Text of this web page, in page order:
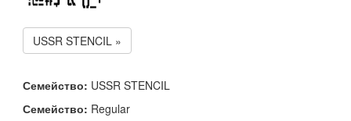
USSR STENCIL »
Семейство: USSR STENCIL
Семейство: Regular